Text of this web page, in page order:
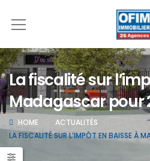
La fiscalité sur
Madagascar pour
HOME
ACTUALITÉS
LA FISCALITÉ SUR L’IMPÔT EN BAISSE À